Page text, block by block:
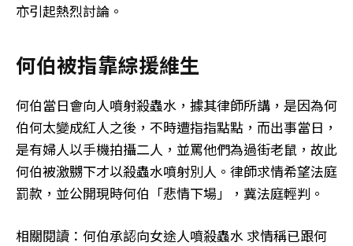
亦引起熱烈討論。
何伯被指靠綜援維生
何伯當日會向人噴射殺蟲水，據其律師所講，是因為何
伯何太變成紅人之後，不時遭指指點點，而出事當日，
是有婦人以手機拍攝二人，並罵他們為過街老鼠，故此
何伯被激嬲下才以殺蟲水噴射別人。律師求情希望法庭
罰款，並公開現時何伯「悲情下場」，冀法庭輕判。
相關閱讀：何伯承認向女途人噴殺蟲水 求情稱已跟何